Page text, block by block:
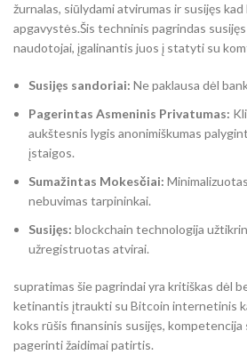
žurnalas, siūlydami atvirumas ir susijęs
apgavystės.Šis techninis pagrindas
naudotojai, įgalinantis juos į statyti su
Susijęs sandoriai: Ne paklausa dėl
Pagerintas Asmeninis Privatumas:
aukštesnis lygis anonimiškumas
įstaigos.
Sumažintas Mokesčiai:
nebuvimas tarpininkai.
Susijęs: blockchain technologija
užregistruotas atvirai.
supratimas šie pagrindai yra kritiškas dėl
ketinantis įtraukti su Bitcoin internetinis
koks rūšis finansinis susijęs, kompetencija
pagerinti žaidimai patirtis.